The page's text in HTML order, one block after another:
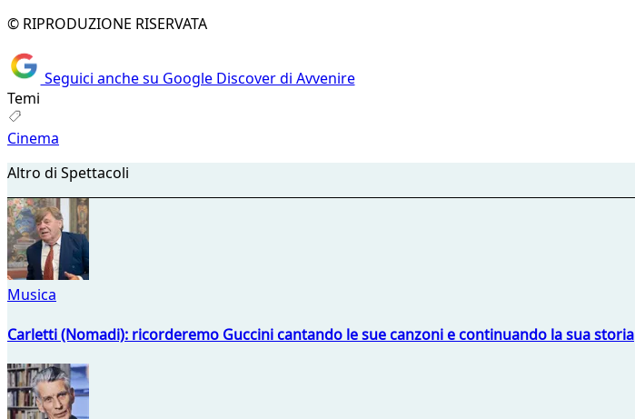
© RIPRODUZIONE RISERVATA
Seguici anche su Google Discover di Avvenire
Temi
Cinema
Altro di Spettacoli
Musica
Carletti (Nomadi): ricorderemo Guccini cantando le sue canzoni e continuando la sua storia